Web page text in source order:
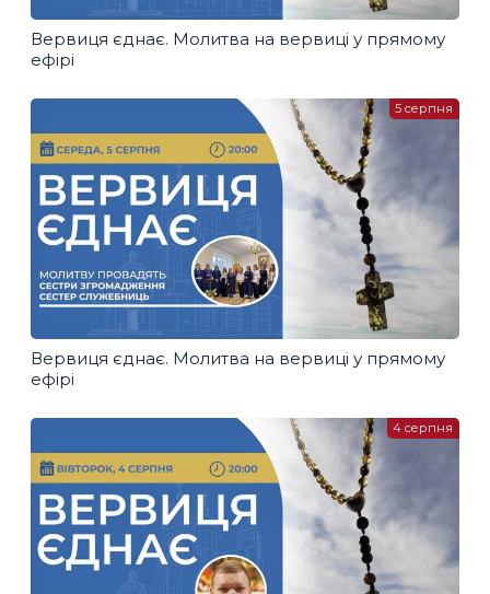
Вервиця єднає. Молитва на вервиці у прямому
ефірі
Вервиця єднає. Молитва на вервиці у прямому
ефірі
5 серпня
4 серпня